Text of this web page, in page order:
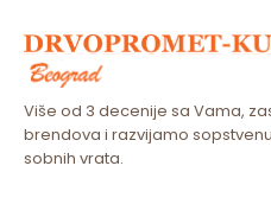
Više od 3 decenije sa Vama,
brendova i razvijamo
sobnih vrata.